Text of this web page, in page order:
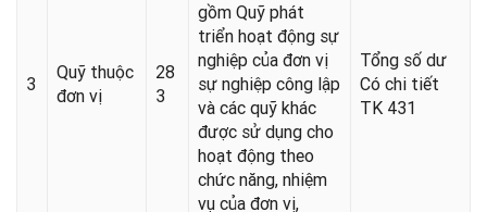
3
Quỹ thuộc
đơn vị
28
3
gồm Quỹ phát
triển hoạt động sự
nghiệp của đơn vị
sự nghiệp công lập
và các quỹ khác
được sử dụng cho
hoạt động theo
chức năng, nhiệm
vụ của đơn vị,
Tổng số dư
Có chi tiết
TK 431